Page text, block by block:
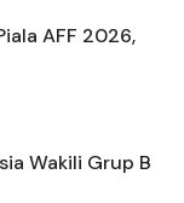
AFF 2026,
Wakili Grup B